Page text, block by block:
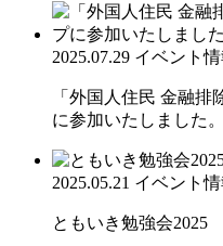
2025.07.29 イベント情
「外国人住民 金融
に参加いたしました。
2025.05.21 イベント情
ともいき勉強会2025